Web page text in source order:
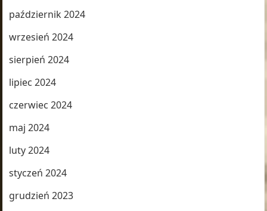
październik 2024
wrzesień 2024
sierpień 2024
lipiec 2024
czerwiec 2024
maj 2024
luty 2024
styczeń 2024
grudzień 2023